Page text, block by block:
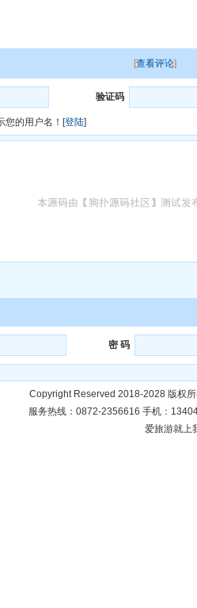
[查看评论]
验证码
您的用户名！[登陆]
密 码
Copyright Reserved 2018-2028 版权
服务热线：0872-2356616 手机：
爱旅游就上